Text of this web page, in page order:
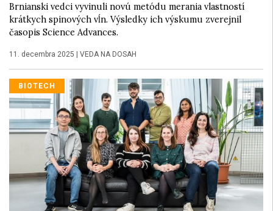
Brnianski vedci vyvinuli novú metódu merania vlastností
krátkych spinových vĺn. Výsledky ich výskumu zverejnil
časopis Science Advances.
11. decembra 2025 | VEDA NA DOSAH
BIOTECH